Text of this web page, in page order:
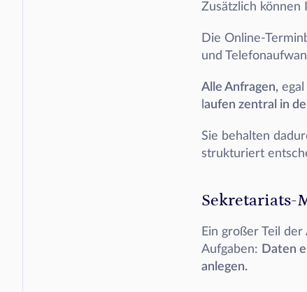
Zusätzlich können
Die Online-
und
Alle Anfragen,
aufen zentral in
Sie behalten
strukturiert
Sekretariats-
Ein großer Teil
Aufgaben: Daten
anlegen.